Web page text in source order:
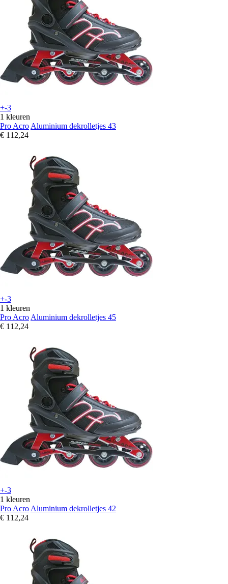
+-3
1 kleuren
Pro Acro Aluminium dekrolletjes 43
€ 112,24
+-3
1 kleuren
Pro Acro Aluminium dekrolletjes 45
€ 112,24
+-3
1 kleuren
Pro Acro Aluminium dekrolletjes 42
€ 112,24